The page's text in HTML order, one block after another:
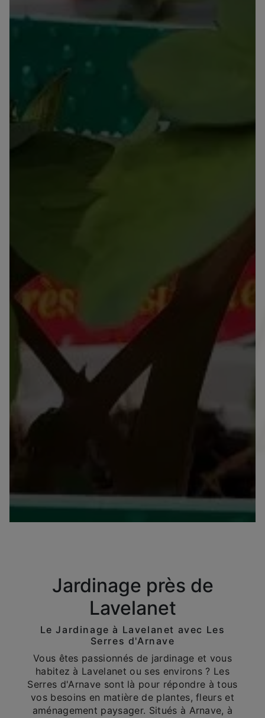
Jardinage près de
Lavelanet
Le Jardinage à Lavelanet avec Les
Serres d'Arnave
Vous êtes passionnés de jardinage et vous
habitez à Lavelanet ou ses environs ? Les
Serres d'Arnave sont là pour répondre à tous
vos besoins en matière de plantes, fleurs et
aménagement paysager. Situés à Arnave, à